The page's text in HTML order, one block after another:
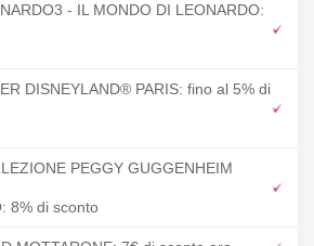
- IL MONDO DI LEONARDO:
DISNEYLAND® PARIS: fino al 5% di
PEGGY GUGGENHEIM
8% di sconto